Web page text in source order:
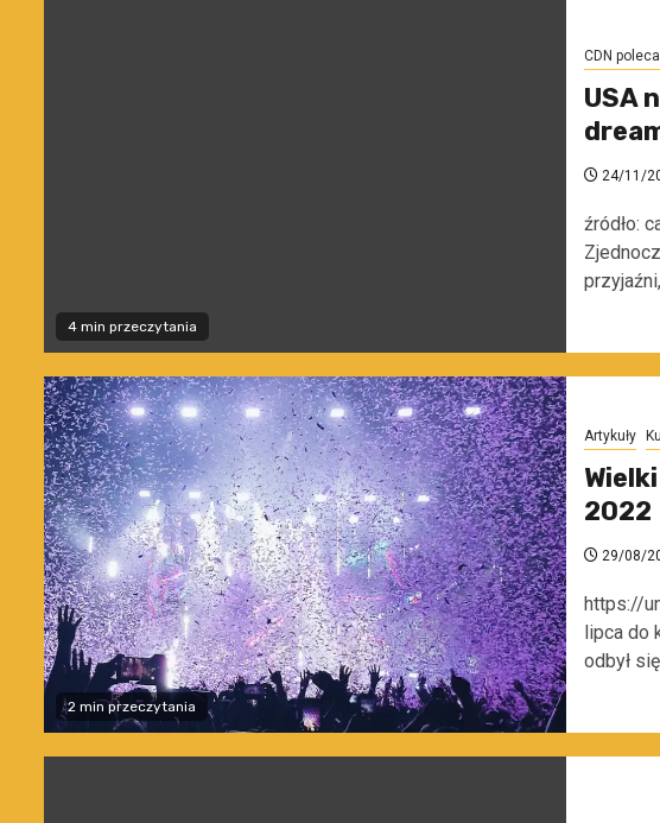
4 min przeczytania
CDN
USA
24/11/
źródło:
2 min przeczytania
Artykuły
2022
29/08/
https://
lipca do
odbył